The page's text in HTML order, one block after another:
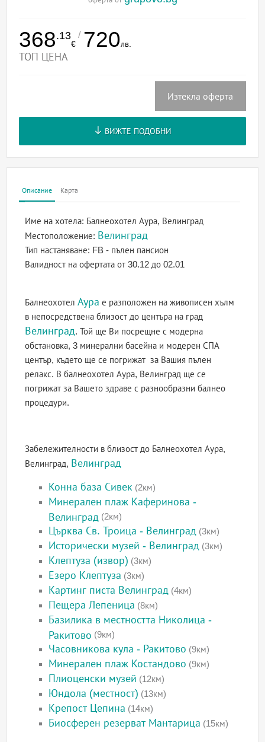
368.13
€
/ 720лв.
ТОП ЦЕНА
Изтекла оферта
ВИЖТЕ ПОДОБНИ
Описание Карта
Име на хотела: Балнеохотел Аура, Велинград
Местоположение: Велинград
Тип настаняване: FB - пълен пансион
Валидност на офертатаот 30.12 до 02.01
БалнеохотелАура е разположен на живописен хълм
в непосредствена близост до центъра на град
Велинград. Той ще Ви посрещне с модерна
обстановка, 3 минерални басейна и модерен СПА
център, където ще се погрижат за Вашия пълен
релакс. В балнеохотел Аура, Велинград ще се
погрижат за Вашето здраве с разнообразни балнео
процедури.
Забележителности в близост до Балнеохотел Аура,
Велинград, Велинград
Конна база Сивек (2км)
Минерален плаж Каферинова -
Велинград (2км)
Църква Св. Троица - Велинград (3км)
Исторически музей - Велинград (3км)
Клептуза (извор) (3км)
Езеро Клептуза (3км)
Картинг писта Велинград (4км)
Пещера Лепеница (8км)
Базилика в местността Николица -
Ракитово (9км)
Часовникова кула - Ракитово (9км)
Минерален плаж Костандово (9км)
Плиоценски музей (12км)
Юндола (местност) (13км)
Крепост Цепина (14км)
Биосферен резерват Мантарица (15км)